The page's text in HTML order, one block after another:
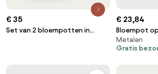
€ 35
Set van 2 bloempotten in
€ 23,84
Bloempot
metaal Ø30
Metalen
Gratis